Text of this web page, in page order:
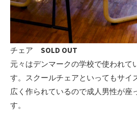
チェア SOLD OUT
元々はデンマークの学校で使われて
す。スクールチェアといってもサイ
広く作られているので成人男性が座
す。